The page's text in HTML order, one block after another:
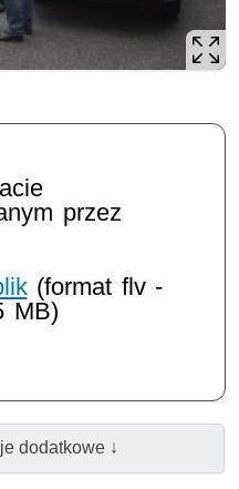
przez
(format flv -
MB)
dodatkowe ↓